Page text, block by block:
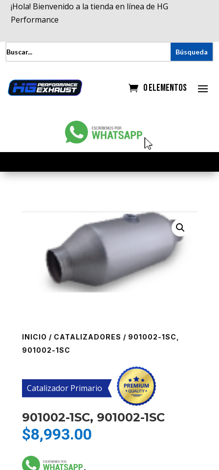
¡Hola! Bienvenido a la tienda en línea de HG
Performance
0 elementos
INICIO / CATALIZADORES / 901002-1SC,
901002-1SC
Catalizador Primario
901002-1SC, 901002-1SC
$8,993.00